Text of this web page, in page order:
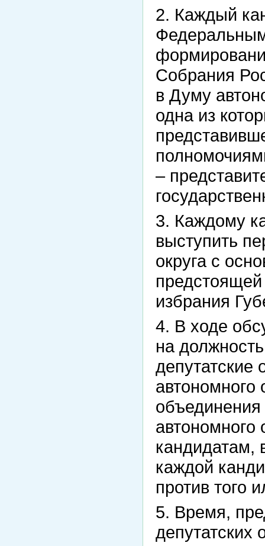
2. Каждый
Собрания
в Думу
одна из
–
3. Каждому
выступить
округа с
предстоящей
избрания
4. В ходе
на
автономного
автономного
кандидатам,
каждой
против того
5. Время,
депутатских